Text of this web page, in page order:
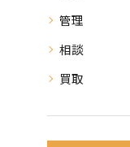
管理
相談
買取